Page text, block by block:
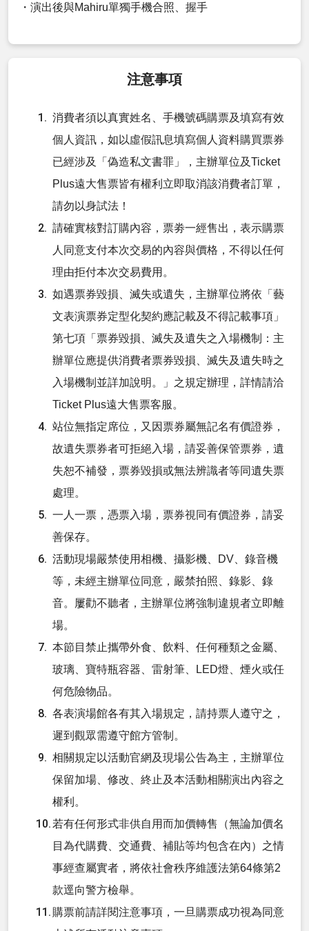
・演出後與Mahiru單獨手機合照、握手
注意事項
消費者須以真實姓名、手機號碼購票及填寫有效
個人資訊，如以虛假訊息填寫個人資料購買票券
已經涉及「偽造私文書罪」，主辦單位及Ticket
Plus遠大售票皆有權利立即取消該消費者訂單，
請勿以身試法！
請確實核對訂購內容，票劵一經售出，表示購票
人同意支付本次交易的內容與價格，不得以任何
理由拒付本次交易費用。
如遇票券毀損、滅失或遺失，主辦單位將依「藝
文表演票券定型化契約應記載及不得記載事項」
第七項「票券毀損、滅失及遺失之入場機制：主
辦單位應提供消費者票券毀損、滅失及遺失時之
入場機制並詳加說明。」之規定辦理，詳情請洽
Ticket Plus遠大售票客服。
站位無指定席位，又因票券屬無記名有價證券，
故遺失票券者可拒絕入場，請妥善保管票券，遺
失恕不補發，票券毀損或無法辨識者等同遺失票
處理。
一人一票，憑票入場，票券視同有價證券，請妥
善保存。
活動現場嚴禁使用相機、攝影機、DV、錄音機
等，未經主辦單位同意，嚴禁拍照、錄影、錄
音。屢勸不聽者，主辦單位將強制違規者立即離
場。
本節目禁止攜帶外食、飲料、任何種類之金屬、
玻璃、寶特瓶容器、雷射筆、LED燈、煙火或任
何危險物品。
各表演場館各有其入場規定，請持票人遵守之，
遲到觀眾需遵守館方管制。
相關規定以活動官網及現場公告為主，主辦單位
保留加場、修改、終止及本活動相關演出內容之
權利。
若有任何形式非供自用而加價轉售（無論加價名
目為代購費、交通費、補貼等均包含在內）之情
事經查屬實者，將依社會秩序維護法第64條第2
款逕向警方檢舉。
購票前請詳閱注意事項，一旦購票成功視為同意